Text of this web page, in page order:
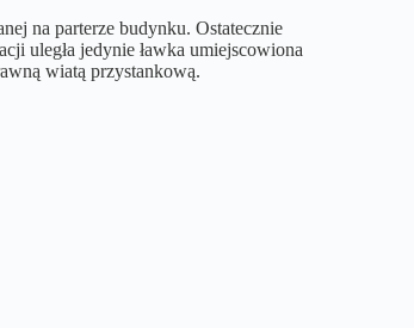
na parterze budynku. Ostatecznie
uległa jedynie ławka umiejscowiona
wiatą przystankową.